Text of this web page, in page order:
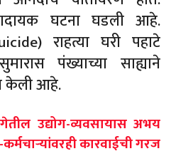
घटना घडली आहे.
राहत्या घरी पहाटे
पंख्याच्या साह्याने
केली आहे.
उद्योग-व्यवसायास अभय
कारवाईची गरज